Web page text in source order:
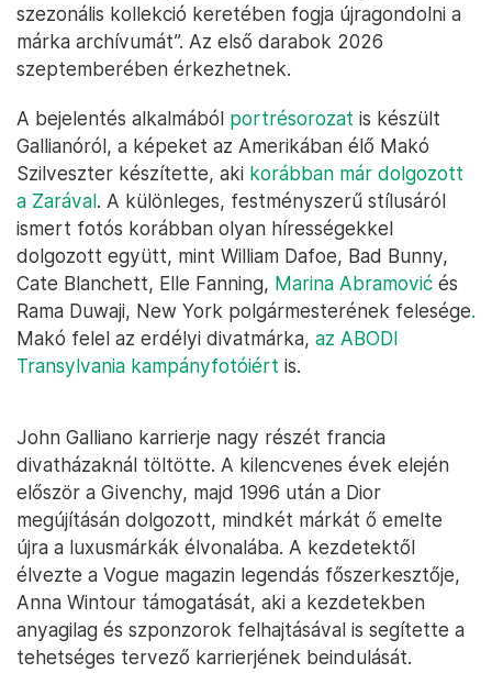
szezonális kollekció keretében fogja újragondolni a
márka archívumát”. Az első darabok 2026
szeptemberében érkezhetnek.
A bejelentés alkalmából portrésorozat is készült
Gallianóról, a képeket az Amerikában élő Makó
Szilveszter készítette, aki korábban már dolgozott
a Zarával. A különleges, festményszerű stílusáról
ismert fotós korábban olyan hírességekkel
dolgozott együtt, mint William Dafoe, Bad Bunny,
Cate Blanchett, Elle Fanning, Marina Abramović és
Rama Duwaji, New York polgármesterének felesége.
Makó felel az erdélyi divatmárka, az ABODI
Transylvania kampányfotóiért is.
John Galliano karrierje nagy részét francia
divatházaknál töltötte. A kilencvenes évek elején
először a Givenchy, majd 1996 után a Dior
megújításán dolgozott, mindkét márkát ő emelte
újra a luxusmárkák élvonalába. A kezdetektől
élvezte a Vogue magazin legendás főszerkesztője,
Anna Wintour támogatását, aki a kezdetekben
anyagilag és szponzorok felhajtásával is segítette a
tehetséges tervező karrierjének beindulását.